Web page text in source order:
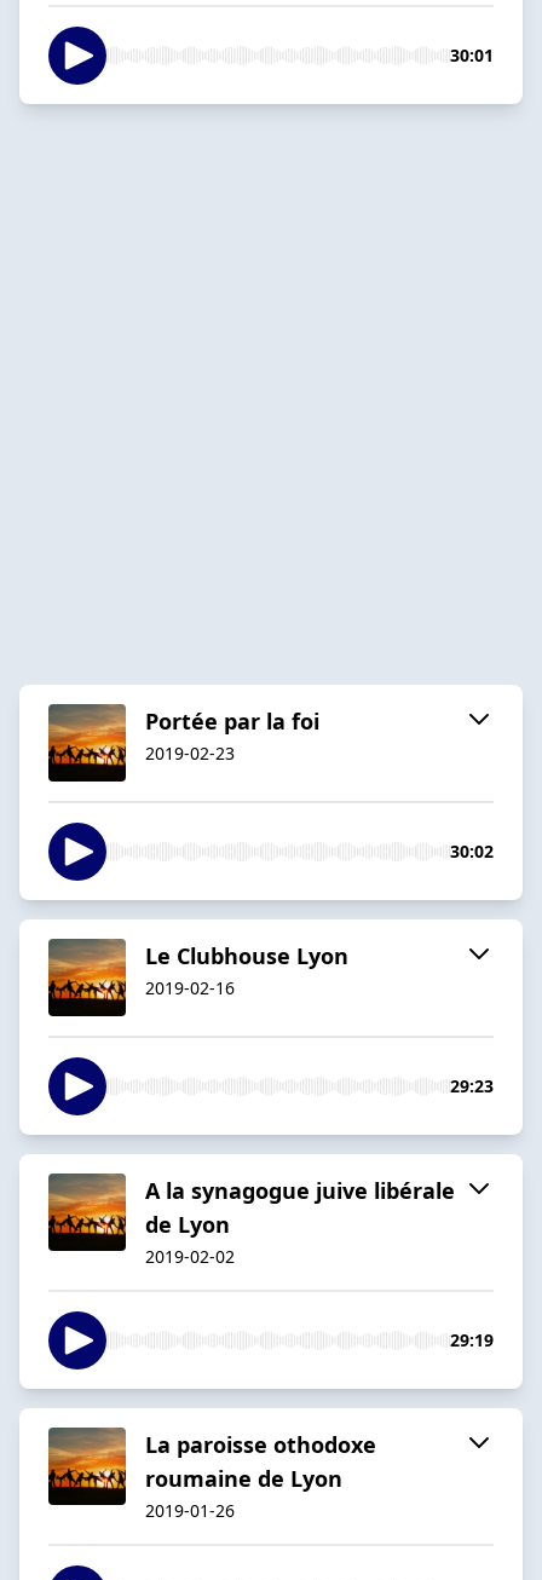
30:01
Portée par la foi
2019-02-23
30:02
Le Clubhouse Lyon
2019-02-16
29:23
A la synagogue juive libérale
de Lyon
2019-02-02
29:19
La paroisse othodoxe
roumaine de Lyon
2019-01-26